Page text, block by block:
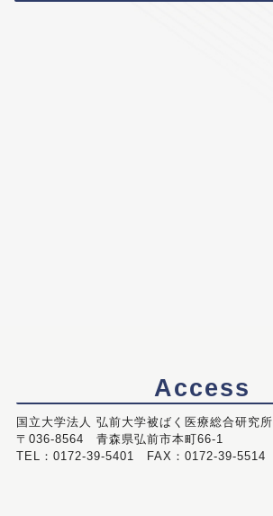
Access
国立大学法人 弘前大学被ばく医療総合研究所
〒036-8564 青森県弘前市本町66-1
TEL：0172-39-5401 FAX：0172-39-5514